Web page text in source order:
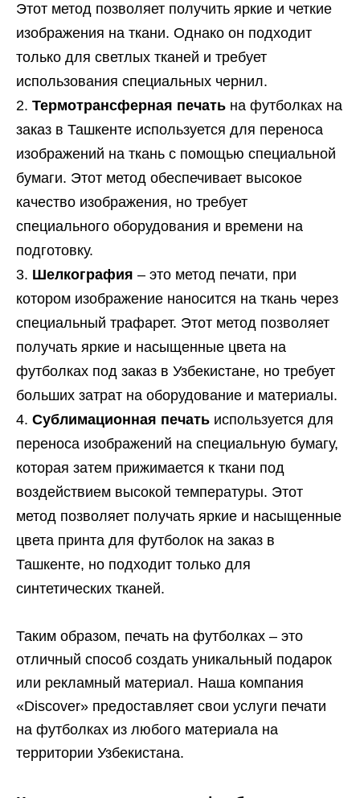
Этот метод позволяет получить яркие и четкие
изображения на ткани. Однако он подходит
только для светлых тканей и требует
использования специальных чернил.
Термотрансферная печать на футболках на
заказ в Ташкенте используется для переноса
изображений на ткань с помощью специальной
бумаги. Этот метод обеспечивает высокое
качество изображения, но требует
специального оборудования и времени на
подготовку.
Шелкография – это метод печати, при
котором изображение наносится на ткань через
специальный трафарет. Этот метод позволяет
получать яркие и насыщенные цвета на
футболках под заказ в Узбекистане, но требует
больших затрат на оборудование и материалы.
Сублимационная печать используется для
переноса изображений на специальную бумагу,
которая затем прижимается к ткани под
воздействием высокой температуры. Этот
метод позволяет получать яркие и насыщенные
цвета принта для футболок на заказ в
Ташкенте, но подходит только для
синтетических тканей.
Таким образом, печать на футболках – это
отличный способ создать уникальный подарок
или рекламный материал. Наша компания
«Discover» предоставляет свои услуги печати
на футболках из любого материала на
территории Узбекистана.